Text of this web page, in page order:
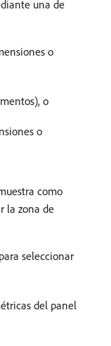
una de
o
o
o
como
la zona de
seleccionar
del panel